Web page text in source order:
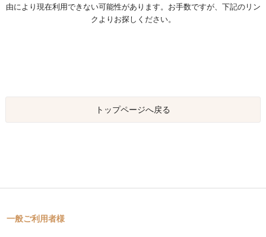
由により現在利用できない可能性があります。お手数ですが、下記のリン
クよりお探しください。
トップページへ戻る
一般ご利用者様